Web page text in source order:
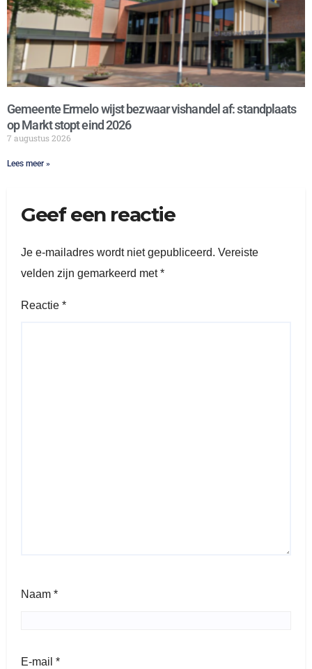
Gemeente Ermelo wijst bezwaar vishandel af: standplaats
op Markt stopt eind 2026
7 augustus 2026
Lees meer »
Geef een reactie
Je e-mailadres wordt niet gepubliceerd. Vereiste
velden zijn gemarkeerd met*
Reactie *
Naam *
E-mail *